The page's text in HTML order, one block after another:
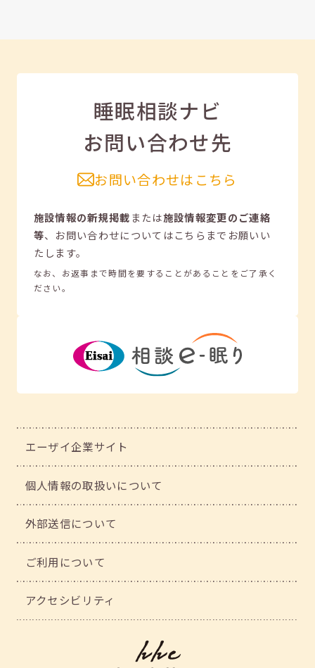
睡眠相談ナビ
お問い合わせ先
お問い合わせはこちら
施設情報の新規掲載または施設情報変更のご連絡
等、 お問い合わせについてはこちらまでお願いい
たします。
なお、お返事まで時間を要することがあることをご了承く
ださい。
エーザイ企業サイト
個人情報の取扱いについて
外部送信について
ご利用について
アクセシビリティ